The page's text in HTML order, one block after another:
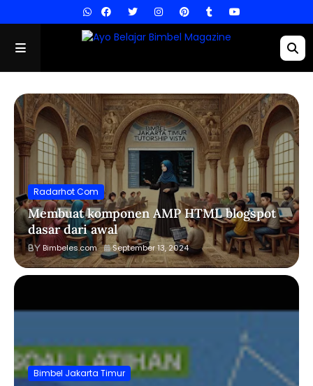
Radarhot Com
Membuat komponen AMP HTML blogspot
dasar dari awal
Bimbeles.com September 13, 2024
Bimbel Jakarta Timur